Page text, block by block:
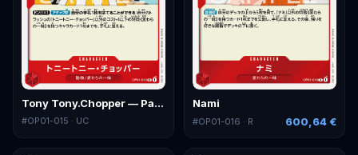
Tony Tony.Chopper — Parallel 5
#OP01-015 · UC
Nami
#OP01-016 · R 600,64 €